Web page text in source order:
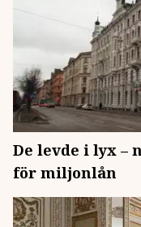
De levde i lyx –
för miljonlån